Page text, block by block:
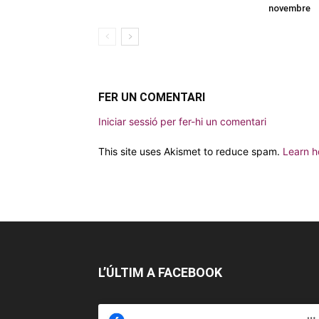
novembre
FER UN COMENTARI
Iniciar sessió per fer-hi un comentari
This site uses Akismet to reduce spam. Learn
L’ÚLTIM A FACEBOOK